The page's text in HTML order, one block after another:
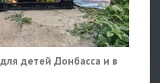
детей Донбасса и в